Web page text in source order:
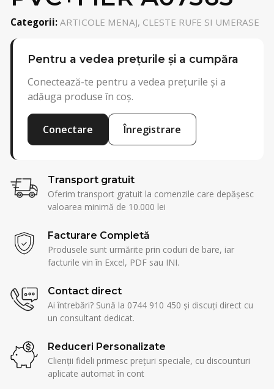
Categorii: ARTICOLE MENAJ, CLESTE RUFE SI UMERASE
Pentru a vedea prețurile și a cumpăra
Conectează-te pentru a vedea prețurile și a
adăuga produse în coș.
Conectare Înregistrare
Transport gratuit
Oferim transport gratuit la comenzile care depășesc
valoarea minimă de 10.000 lei
Facturare Completă
Produsele sunt urmărite prin coduri de bare, iar
facturile vin în Excel, PDF sau INI.
Contact direct
Ai întrebări? Sună la 0744 910 450 și discuți direct cu
un consultant dedicat.
Reduceri Personalizate
Clienții fideli primesc prețuri speciale, cu discounturi
aplicate automat în cont